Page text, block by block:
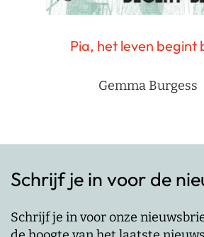
Pia, het leven begint
Gemma Burgess
Schrijf je in voor de
Schrijf je in voor onze